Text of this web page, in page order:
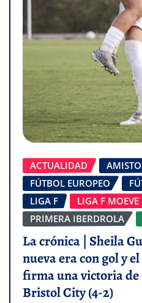
ACTUALIDAD
FÚTBOL EUROPEO
LIGA F
LIGA F MOEVE
PRIMERA IBERDROLA
La crónica | Sheila
nueva era con gol y
firma una victoria
Bristol City (4-2)